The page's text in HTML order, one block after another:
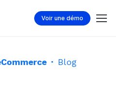
Voir une démo
· Blog